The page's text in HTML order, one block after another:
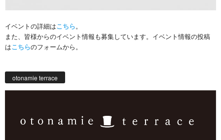
イベントの詳細はこちら。
また、皆様からのイベント情報も募集しています。イベント情報の投稿
はこちらのフォームから。
otonamie terrace